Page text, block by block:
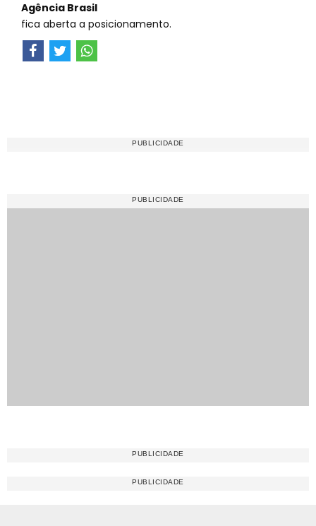
Agência Brasil
fica aberta a posicionamento.